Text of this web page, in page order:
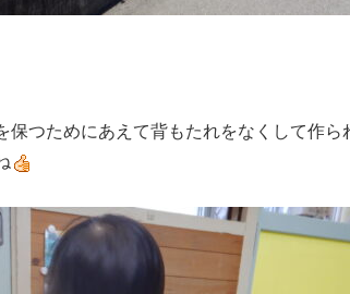
保つためにあえて背もたれをなくして作ら